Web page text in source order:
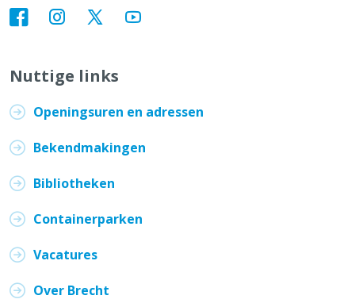
Nuttige links
Openingsuren en adressen
Bekendmakingen
Bibliotheken
Containerparken
Vacatures
Over Brecht